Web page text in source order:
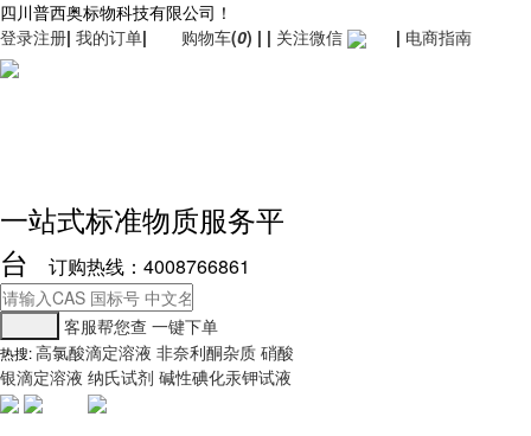
四川普西奥标物科技有限公司！
登录注册| 我的订单| 购物车(0) | | 关注微信 | 电商指南
一站式标准物质服务平
台
订购热线：4008766861
客服帮您查 一键下单
热搜:高氯酸滴定溶液 非奈利酮杂质 硝酸
银滴定溶液 纳氏试剂 碱性碘化汞钾试液